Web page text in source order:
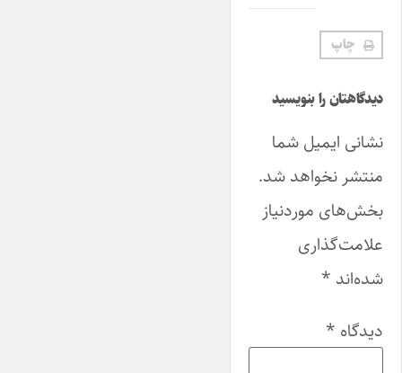
چاپ
دیدگاهتان را بنویسید
نشانی ایمیل شما
منتشر نخواهد شد.
بخش‌های موردنیاز
علامت‌گذاری
شده‌اند *
دیدگاه *